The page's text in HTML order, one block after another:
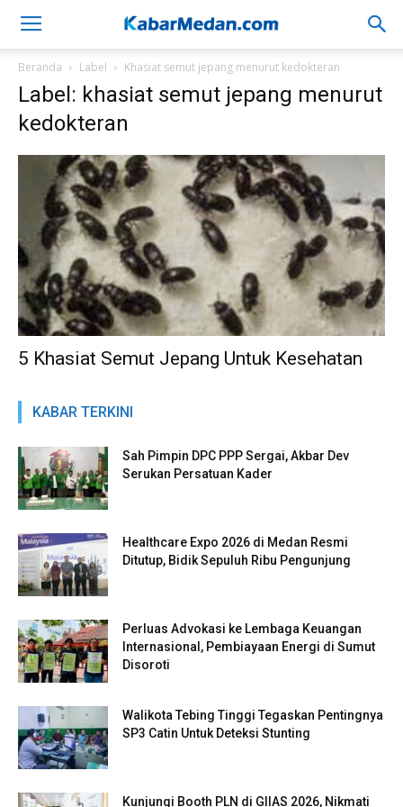
Beranda Label Khasiat semut jepang menurut kedokteran
Label: khasiat semut jepang menurut
kedokteran
5 Khasiat Semut Jepang Untuk Kesehatan
KABAR TERKINI
Sah Pimpin DPC PPP Sergai, Akbar Dev
Serukan Persatuan Kader
Healthcare Expo 2026 di Medan Resmi
Ditutup, Bidik Sepuluh Ribu Pengunjung
Perluas Advokasi ke Lembaga Keuangan
Internasional, Pembiayaan Energi di Sumut
Disoroti
Walikota Tebing Tinggi Tegaskan Pentingnya
SP3 Catin Untuk Deteksi Stunting
Kunjungi Booth PLN di GIIAS 2026, Nikmati